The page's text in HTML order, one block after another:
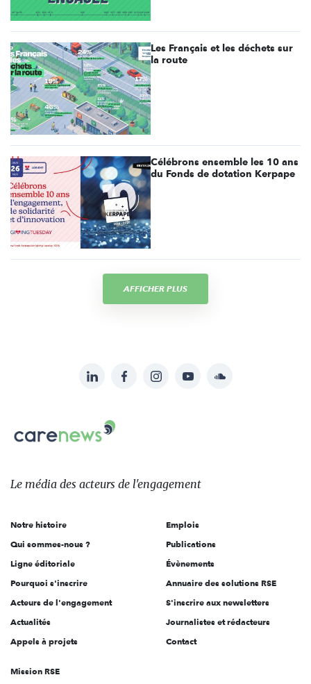
Les Français et les déchets sur
la route
Célébrons ensemble les 10 ans
du Fonds de dotation Kerpape
AFFICHER PLUS
sur:
LinkedInFacebookInstagramYouTubeSoundcloud
Carenews,
Le
des
l'engagement
Le média des acteurs de l'engagement
Notre histoire
Qui sommes-nous ?
Ligne éditoriale
Pourquoi s'inscrire
Acteurs de l'engagement
Actualités
Appels à projets
Emplois
Publications
Évènements
Annuaire des solutions RSE
S'inscrire aux newsletters
Journalistes et rédacteurs
Contact
Mission RSE